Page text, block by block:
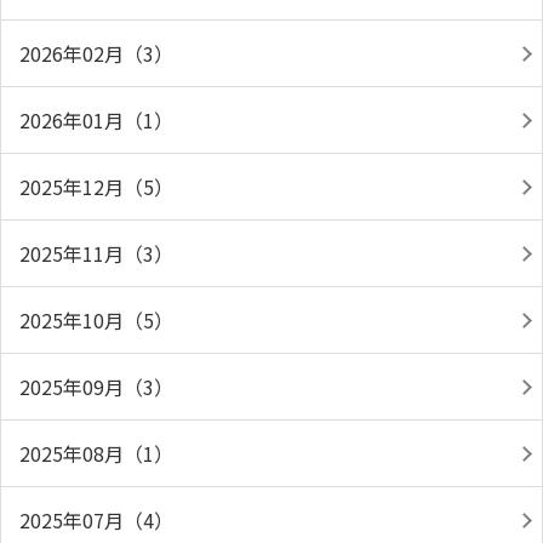
2026年02月（3）
2026年01月（1）
2025年12月（5）
2025年11月（3）
2025年10月（5）
2025年09月（3）
2025年08月（1）
2025年07月（4）